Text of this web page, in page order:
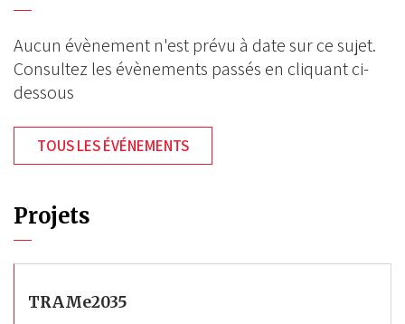
Aucun évènement n'est prévu à date sur ce sujet.
Consultez les évènements passés en cliquant ci-
dessous
TOUS LES ÉVÉNEMENTS
Projets
TRAMe2035